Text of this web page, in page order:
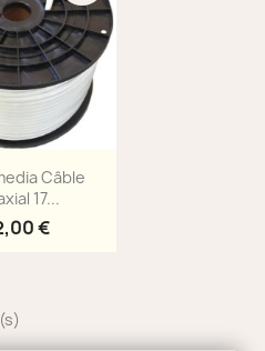
rapide
Câble
17...
€